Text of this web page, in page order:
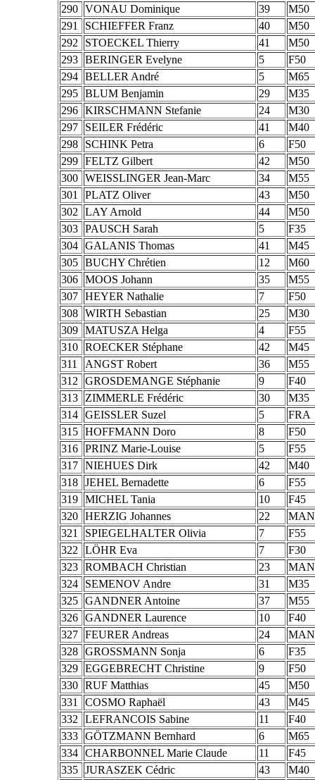
290 VONAU Dominique 39
M50
291
SCHIEFFER Franz 40
M50
292
STOECKEL Thierry 41
M50
293
BERINGER Evelyne 5
F50
294
BELLER André 5
M65
295
BLUM Benjamin 29
M35
296
KIRSCHMANN Stefanie 24
M30
297
SEILER Frédéric 41
M40
298
SCHINK Petra 6
F50
299
FELTZ Gilbert 42
M50
300
WEISSLINGER Jean-Marc 34
M55
301
PLATZ Oliver 43
M50
302
LAY Arnold 44
M50
303
PAUSCH Sarah 5
F35
304
GALANIS Thomas 41
M45
305
BUCHY Chrétien 12
M60
306
MOOS Johann 35
M55
307
HEYER Nathalie 7
F50
308
WIRTH Sebastian 25
M30
309
MATUSZA Helga 4
F55
310
ROECKER Stéphane 42
M45
311
ANGST Robert 36
M55
312
GROSDEMANGE Stéphanie 9
F40
313
ZIMMERLE Frédéric 30
M35
314
GEISSLER Suzel 5
FRA
315
HOFFMANN Doro 8
F50
316
PRINZ Marie-Louise 5
F55
317
NIEHUES Dirk 42
M40
318
JEHEL Bernadette 6
F55
319
MICHEL Tania 10
F45
320
HERZIG Johannes 22
MAN
321
SPIEGELHALTER Olivia 7
F55
322
LÖHR Eva 7
F30
323
ROMBACH Christian 23
MAN
324
SEMENOV Andre 31
M35
325
GANDNER Antoine 37
M55
326
GANDNER Laurence 10
F40
327
FEURER Andreas 24
MAN
328
GROSSMANN Sonja 6
F35
329
EGGEBRECHT Christine 9
F50
330
RUF Matthias 45
M50
331
COSMO Raphaël 43
M45
332
LEFRANCOIS Sabine 11
F40
333
GÖTZMANN Bernhard 6
M65
334
CHARBONNEL Marie Claude 11
F45
335
JURASZEK Cédric 43
M40